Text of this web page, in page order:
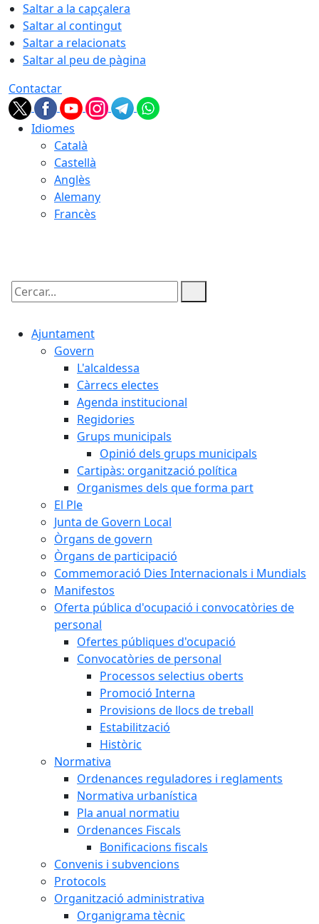
Saltar a la capçalera
Saltar al contingut
Saltar a relacionats
Saltar al peu de pàgina
Contactar
Idiomes
Català
Castellà
Anglès
Alemany
Francès
Cercar:
Ajuntament
Govern
L'alcaldessa
Càrrecs electes
Agenda institucional
Regidories
Grups municipals
Opinió dels grups municipals
Cartipàs: organització política
Organismes dels que forma part
El Ple
Junta de Govern Local
Òrgans de govern
Òrgans de participació
Commemoració Dies Internacionals i Mundials
Manifestos
Oferta pública d'ocupació i convocatòries de
personal
Ofertes públiques d'ocupació
Convocatòries de personal
Processos selectius oberts
Promoció Interna
Provisions de llocs de treball
Estabilització
Històric
Normativa
Ordenances reguladores i reglaments
Normativa urbanística
Pla anual normatiu
Ordenances Fiscals
Bonificacions fiscals
Convenis i subvencions
Protocols
Organització administrativa
Organigrama tècnic